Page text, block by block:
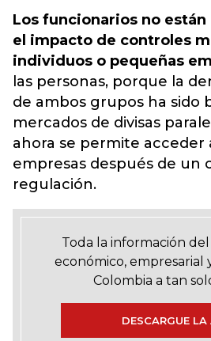
Los funcionarios no
el impacto de controles
individuos o pequeñas
las personas, porque la
de ambos grupos ha sido
mercados de divisas
ahora se permite acceder
empresas después de un
regulación.
Toda la información
económico, empresarial
Colombia a tan
DESCARGUE LA